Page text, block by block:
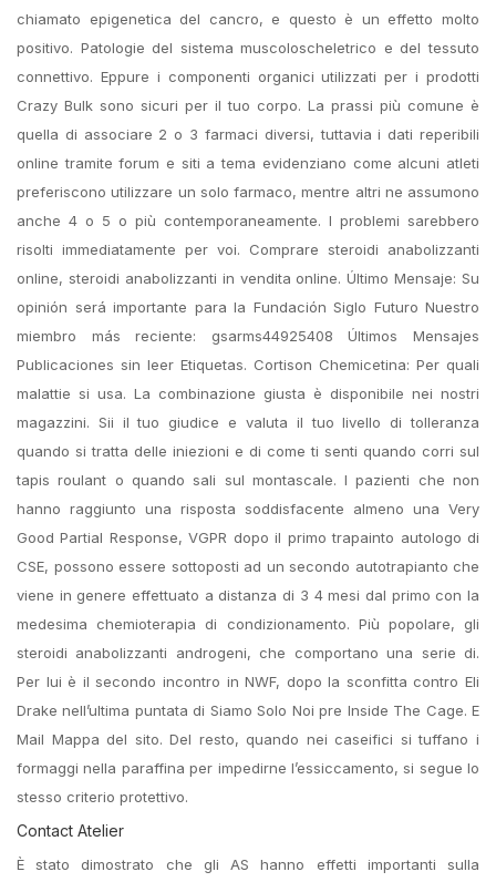
chiamato epigenetica del cancro, e questo è un effetto molto
positivo. Patologie del sistema muscoloscheletrico e del tessuto
connettivo. Eppure i componenti organici utilizzati per i prodotti
Crazy Bulk sono sicuri per il tuo corpo. La prassi più comune è
quella di associare 2 o 3 farmaci diversi, tuttavia i dati reperibili
online tramite forum e siti a tema evidenziano come alcuni atleti
preferiscono utilizzare un solo farmaco, mentre altri ne assumono
anche 4 o 5 o più contemporaneamente. I problemi sarebbero
risolti immediatamente per voi. Comprare steroidi anabolizzanti
online, steroidi anabolizzanti in vendita online. Último Mensaje: Su
opinión será importante para la Fundación Siglo Futuro Nuestro
miembro más reciente: gsarms44925408 Últimos Mensajes
Publicaciones sin leer Etiquetas. Cortison Chemicetina: Per quali
malattie si usa. La combinazione giusta è disponibile nei nostri
magazzini. Sii il tuo giudice e valuta il tuo livello di tolleranza
quando si tratta delle iniezioni e di come ti senti quando corri sul
tapis roulant o quando sali sul montascale. I pazienti che non
hanno raggiunto una risposta soddisfacente almeno una Very
Good Partial Response, VGPR dopo il primo trapainto autologo di
CSE, possono essere sottoposti ad un secondo autotrapianto che
viene in genere effettuato a distanza di 3 4 mesi dal primo con la
medesima chemioterapia di condizionamento. Più popolare, gli
steroidi anabolizzanti androgeni, che comportano una serie di.
Per lui è il secondo incontro in NWF, dopo la sconfitta contro Eli
Drake nell’ultima puntata di Siamo Solo Noi pre Inside The Cage. E
Mail Mappa del sito. Del resto, quando nei caseifici si tuffano i
formaggi nella paraffina per impedirne l’essiccamento, si segue lo
stesso criterio protettivo.
Contact Atelier
È stato dimostrato che gli AS hanno effetti importanti sulla